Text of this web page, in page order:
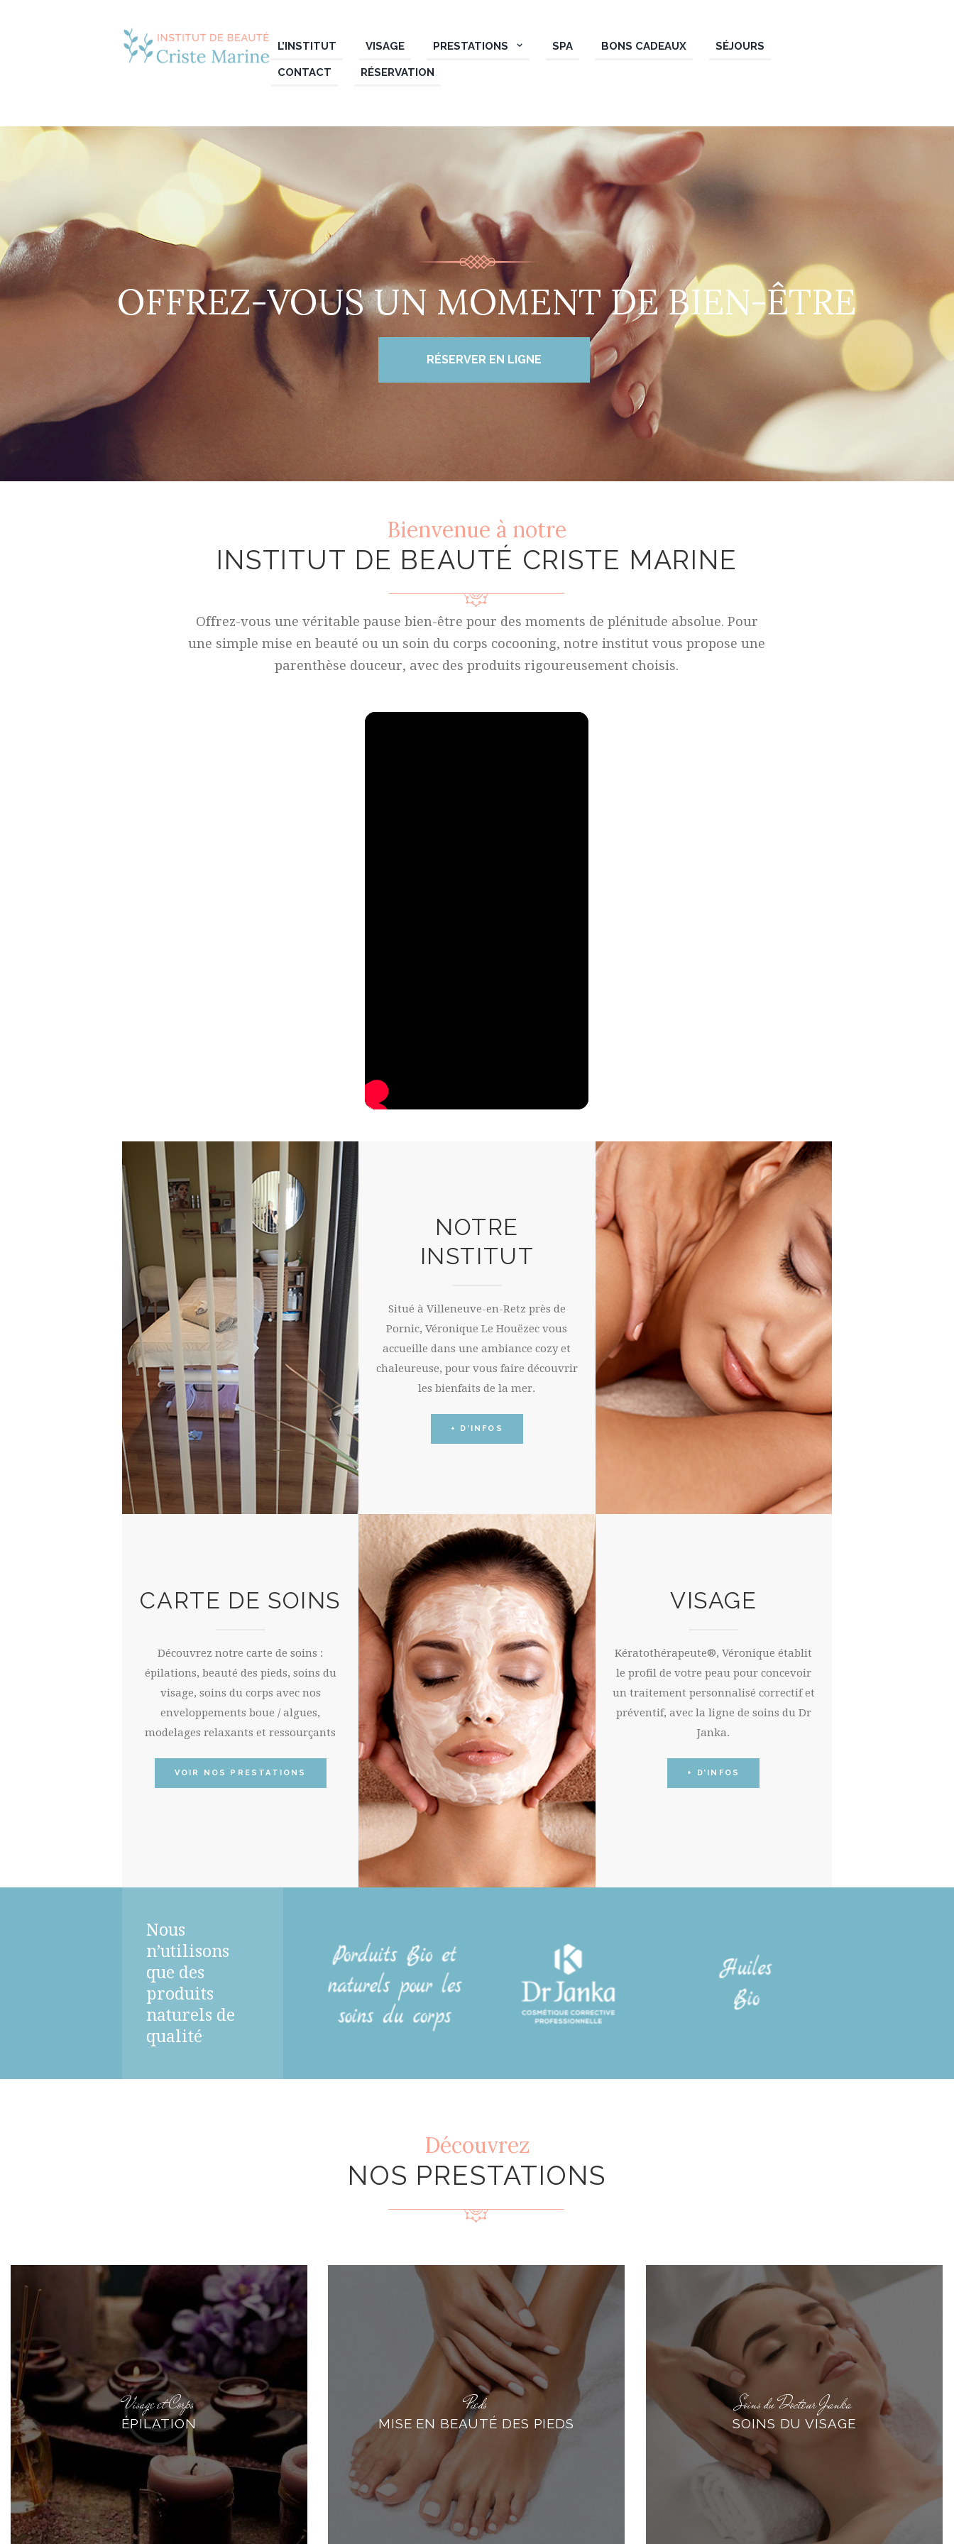
L’INSTITUT VISAGE PRESTATIONS SPA BONS CADEAUX SÉJOURS
CONTACT RÉSERVATION
Bienvenue à notre
INSTITUT DE BEAUTÉ CRISTE MARINE
Offrez-vous une véritable pause bien-être pour des moments de plénitude absolue. Pour
une simple mise en beauté ou un soin du corps cocooning, notre institut vous propose une
parenthèse douceur, avec des produits rigoureusement choisis.
NOTRE
INSTITUT
Situé à Villeneuve-en-Retz près de
Pornic, Véronique Le Houëzec vous
accueille dans une ambiance cozy et
chaleureuse, pour vous faire découvrir
les bienfaits de la mer.
+ D’INFOS
CARTE DE SOINS
Découvrez notre carte de soins :
épilations, beauté des pieds, soins du
visage, soins du corps avec nos
enveloppements boue / algues,
modelages relaxants et ressourçants
VOIR NOS PRESTATIONS
VISAGE
Kératothérapeute®, Véronique établit
le profil de votre peau pour concevoir
un traitement personnalisé correctif et
préventif, avec la ligne de soins du Dr
Janka.
+ D’INFOS
Nous
n’utilisons
que des
produits
naturels de
qualité
Découvrez
NOS PRESTATIONS
Visage et Corps
ÉPILATION
Pieds
MISE EN BEAUTÉ DES PIEDS
Soins du Docteur Janka
SOINS DU VISAGE